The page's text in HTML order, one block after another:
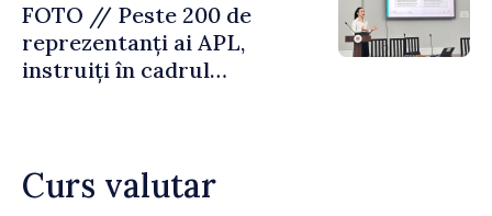
FOTO // Peste 200 de
reprezentanți ai APL,
instruiți în cadrul
domeniu
Curs valutar